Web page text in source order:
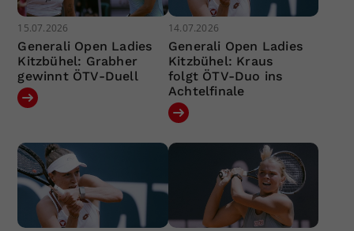
15.07.2026
Generali Open Ladies
Kitzbühel: Grabher
gewinnt ÖTV-Duell
14.07.2026
Generali Open Ladies
Kitzbühel: Kraus
folgt ÖTV-Duo ins
Achtelfinale